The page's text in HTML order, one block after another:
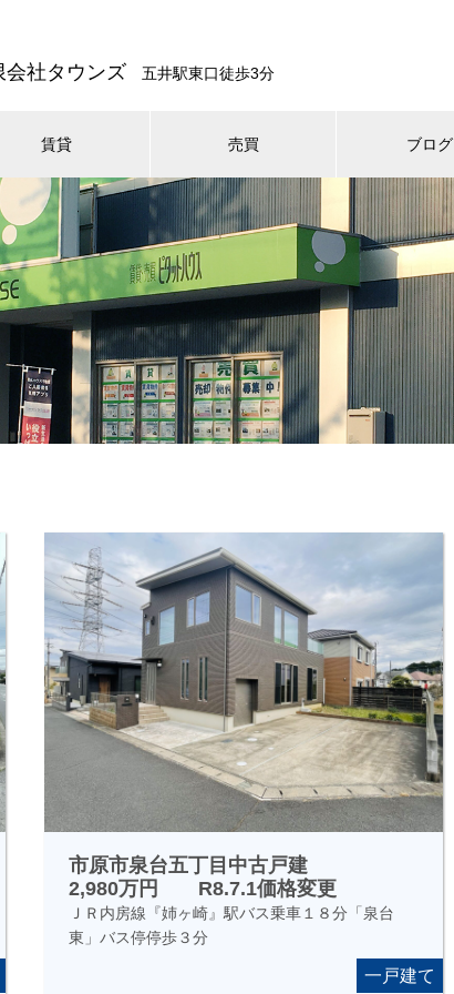
会社タウンズ 五井駅東口徒歩3分
賃貸 売買 ブログ
市原市泉台五丁目中古戸建
2,980万円 R8.7.1価格変更
ＪＲ内房線『姉ヶ崎』駅バス乗車１８分「泉台
東」バス停停歩３分
一戸建て